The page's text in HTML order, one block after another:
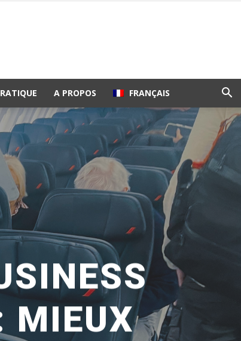
A PROPOS FRANÇAIS
MIEUX